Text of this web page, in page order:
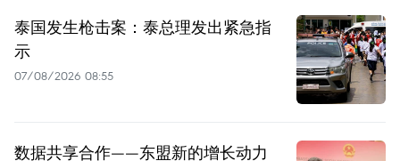
泰国发生枪击案：泰总理发出紧急指
示
07/08/2026 08:55
数据共享合作——东盟新的增长动力